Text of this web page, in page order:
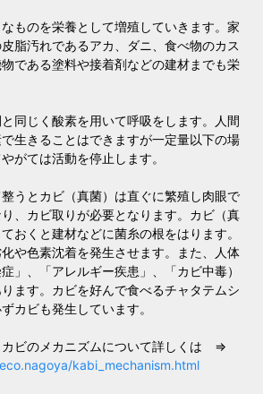
ものを栄養として増殖していきます。家
脂汚れであるアカ、ダニ、食べ物のカス
である塗料や接着剤などの建材までも栄
同じく酸素を用いて呼吸をします。人間
生きることはできますが一定量以下の場
がては活動を停止します。
うとカビ（真菌）は直ぐに繁殖し肉眼で
、カビ取りが必要となります。カビ（真
おくと建材などに菌糸の根をはります。
や色素沈着を発生させます。また、人体
」、「アレルギー疾患」、「カビ中毒）
ます。カビを好んで食べるチャタテムシ
カビも発生しています。
カビのメカニズムについて詳しくは ⇒
kabi_mechanism.html